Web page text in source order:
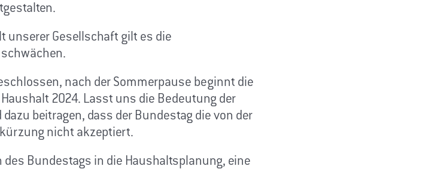
unserer Gesellschaft gilt es die
nach der Sommerpause beginnt die
2024. Lasst uns die Bedeutung der
beitragen, dass der Bundestag die von der
nicht akzeptiert.
Bundestags in die Haushaltsplanung, eine